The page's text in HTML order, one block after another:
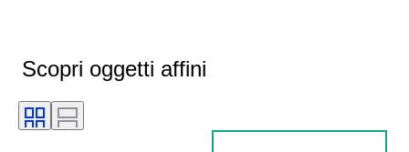
Scopri oggetti affini